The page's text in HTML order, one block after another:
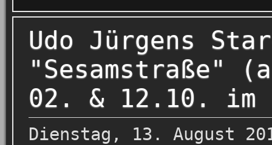
Udo Jürgens
"Sesamstraße"
02. & 12.10. im
Dienstag, 13. August